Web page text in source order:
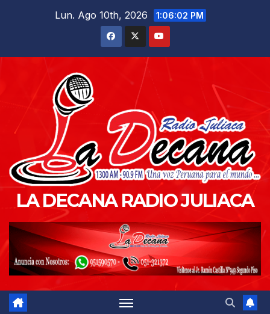
Lun. Ago 10th, 2026 1:06:03 PM
LA DECANA RADIO JULIACA